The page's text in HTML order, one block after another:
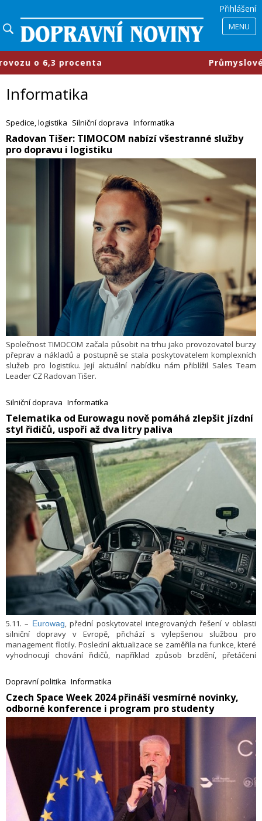
Přihlášení
MENU
​Průmyslové parky se mění,
Informatika
Spedice, logistika Silniční doprava Informatika
​Radovan Tišer: TIMOCOM nabízí všestranné služby
pro dopravu i logistiku
Společnost TIMOCOM začala působit na trhu jako provozovatel burzy
přeprav a nákladů a postupně se stala poskytovatelem komplexních
služeb pro logistiku. Její aktuální nabídku nám přiblížil Sales Team
Leader CZ Radovan Tišer.
Silniční doprava Informatika
Telematika od Eurowagu nově pomáhá zlepšit jízdní
styl řidičů, uspoří až dva litry paliva
5.11. – Eurowag, přední poskytovatel integrovaných řešení v oblasti
silniční dopravy v Evropě, přichází s vylepšenou službou pro
management flotily. Poslední aktualizace se zaměřila na funkce, které
vyhodnocují chování řidičů, například způsob brzdění, přetáčení
dává řidičům personalizované tipy, jak zlepšit svoji jízdu.
Dopravní politika Informatika
​Czech Space Week 2024 přináší vesmírné novinky,
odborné konference i program pro studenty